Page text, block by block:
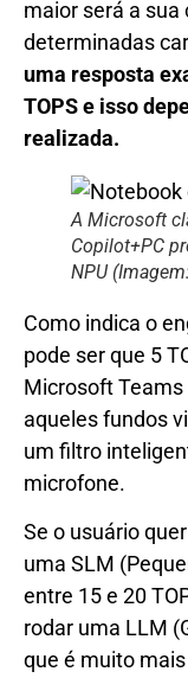
maior será a
determinadas
uma resposta
TOPS e isso
realizada.
A Microsoft
Copilot+PC
NPU
Como indica o
pode ser que 5
Microsoft
aqueles fundos
um filtro
microfone.
Se o usuário
uma SLM
entre 15 e 20
rodar uma LLM
que é muito